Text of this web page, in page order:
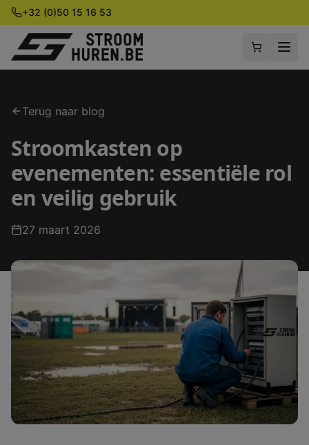
+32 (0)50 15 16 53
Terug naar blog
Stroomkasten op
evenementen: essentiële rol
en veilig gebruik
27 maart 2026